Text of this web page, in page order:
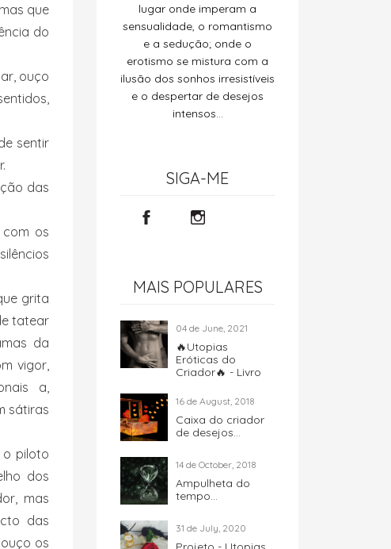
que
do
ouço
sentir
das
os
grita
tatear
da
vigor,
a,
sátiras
o piloto
dos
mas
das
os
lugar onde imperam a
sensualidade, o romantismo
e a sedução; onde o
erotismo se mistura com a
ilusão dos sonhos irresistíveis
e o despertar de desejos
intensos…
SIGA-ME
MAIS POPULARES
04 de June, 2021
🔥Utopias
Eróticas do
Criador🔥 - Livro
16 de August, 2018
Caixa do criador
de desejos...
14 de October, 2018
Ampulheta do
tempo...
31 de July, 2020